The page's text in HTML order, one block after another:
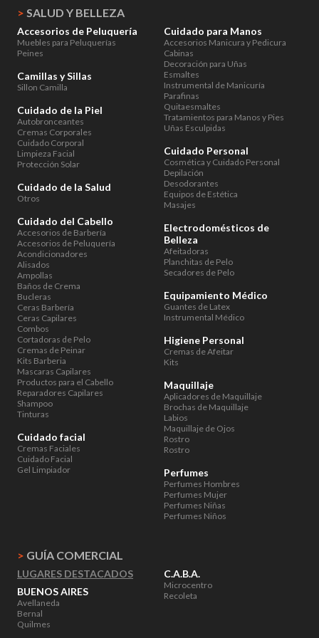
> SALUD Y BELLEZA
Accesorios de Peluquería
Muebles para Peluquerías
Peines
Camillas y Sillas
Sillon Camilla
Cuidado de la Piel
Autobronceantes
Cremas Corporales
Cuidado Corporal
Limpieza Facial
Protección Solar
Cuidado de la Salud
Otros
Cuidado del Cabello
Accesorios de Barbería
Accesorios de Peluquería
Acondicionadores
Alisados
Ampollas
Baños de Crema
Bucleras
Ceras Barbería
Ceras Capilares
Combos
Cortadoras de Pelo
Cremas de Peinar
Kits Barberia
Mascaras Capilares
Productos para el Cabello
Reparadores Capilares
Shampoo
Tinturas
Cuidado facial
Cremas Faciales
Cuidado Facial
Gel Limpiador
Cuidado para Manos
Accesorios Manicura y Pedicura
Cabinas
Decoración para Uñas
Esmaltes
Instrumental de Manicuría
Parafinas
Quitaesmaltes
Tratamientos para Manos y Pies
Uñas Esculpidas
Cuidado Personal
Cosmética y Cuidado Personal
Depilación
Desodorantes
Equipos de Estética
Masajes
Electrodomésticos de
Belleza
Afeitadoras
Planchitas de Pelo
Secadores de Pelo
Equipamiento Médico
Guantes de Latex
Instrumental Médico
Higiene Personal
Cremas de Afeitar
Kits
Maquillaje
Aplicadores de Maquillaje
Brochas de Maquillaje
Labios
Maquillaje de Ojos
Rostro
Rostro
Perfumes
Perfumes Hombres
Perfumes Mujer
Perfumes Niñas
Perfumes Niños
> GUÍA COMERCIAL
LUGARES DESTACADOS
BUENOS AIRES
Avellaneda
Bernal
Quilmes
C.A.B.A.
Microcentro
Recoleta